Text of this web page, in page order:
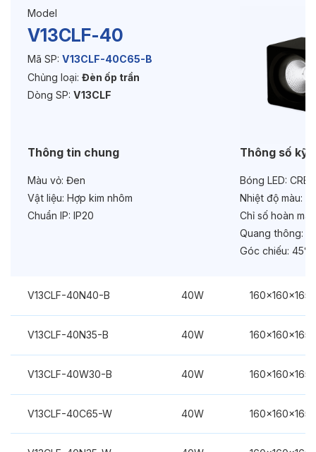
Độ bền & tùy chọn mở rộng
Tuổi thọ:>30000h
Bảo hành:3 năm
Model
V13CLF-40
Mã SP: V13CLF-40C65-B
Chủng loại: Đèn ốp trần
Dòng SP: V13CLF
Thông tin chung
Màu vỏ: Đen
Vật liệu: Hợp kim nhôm
Chuẩn IP: IP20
Thông số kỹ
Bóng LED:
Nhiệt độ màu:
Chỉ số hoàn
Quang thông:
Góc chiếu: 45°
V13CLF-40N40-B 40W
V13CLF-40N35-B 40W
V13CLF-40W30-B 40W
V13CLF-40C65-W 40W